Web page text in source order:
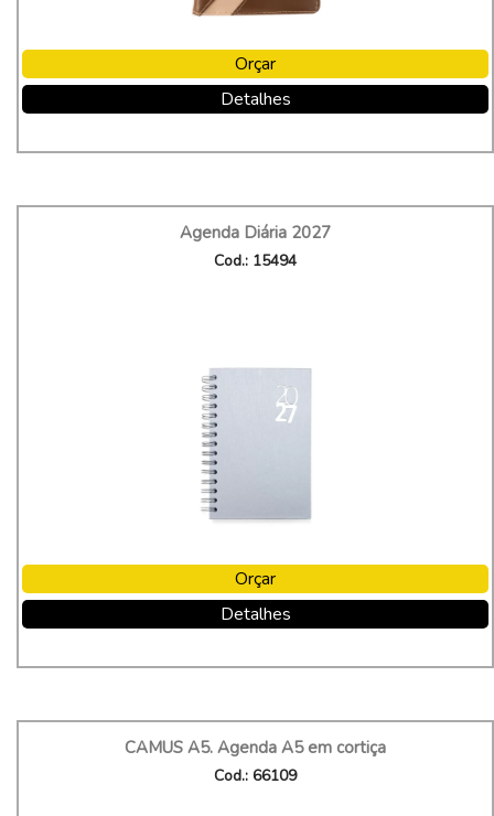
Orçar
Detalhes
Agenda Diária 2027
Cod.: 15494
Orçar
Detalhes
CAMUS A5. Agenda A5 em cortiça
Cod.: 66109